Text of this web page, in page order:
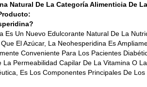
Natural De La Categoría Alimenticia De
Es Un Nuevo Edulcorante Natural De La
El Azúcar, La Neohesperidina Es
Conveniente Para Los Pacientes
La Permeabilidad Capilar De La Vitamina O
Es Los Componentes Principales De